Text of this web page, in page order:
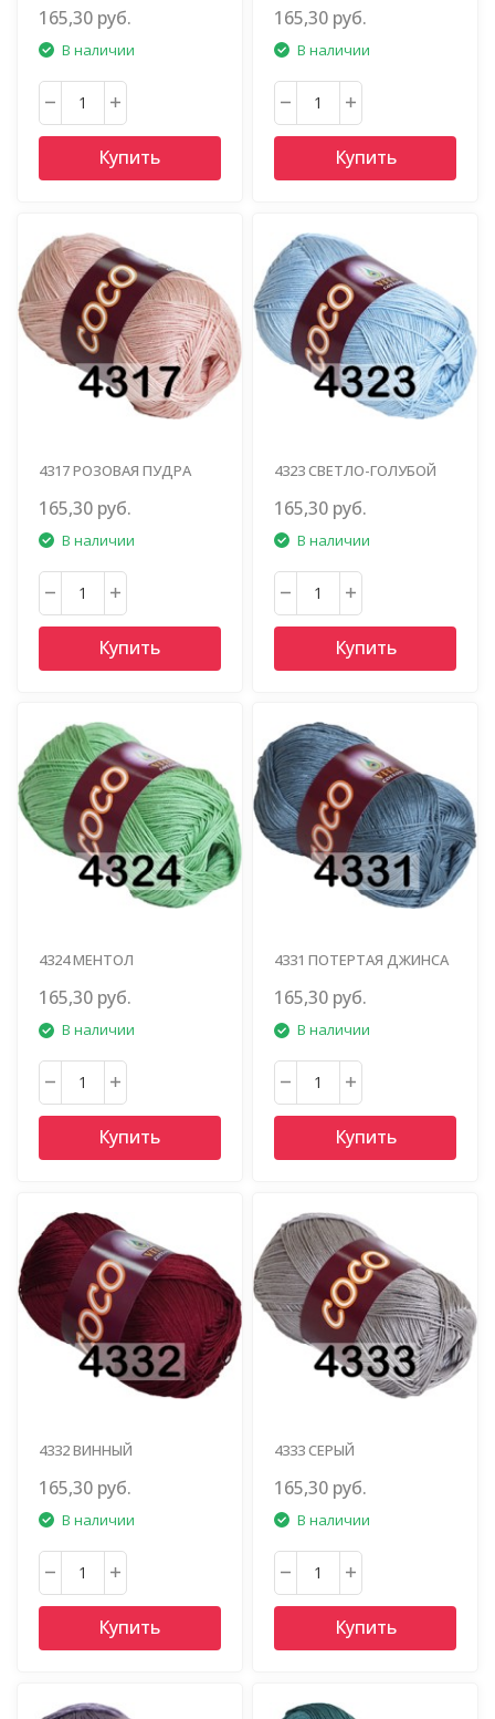
165,30 руб.
В наличии
Купить
165,30 руб.
В наличии
Купить
4317 РОЗОВАЯ ПУДРА
165,30 руб.
В наличии
Купить
4323 СВЕТЛО-ГОЛУБОЙ
165,30 руб.
В наличии
Купить
4324 МЕНТОЛ
165,30 руб.
В наличии
Купить
4331 ПОТЕРТАЯ ДЖИНСА
165,30 руб.
В наличии
Купить
4332 ВИННЫЙ
165,30 руб.
В наличии
Купить
4333 СЕРЫЙ
165,30 руб.
В наличии
Купить